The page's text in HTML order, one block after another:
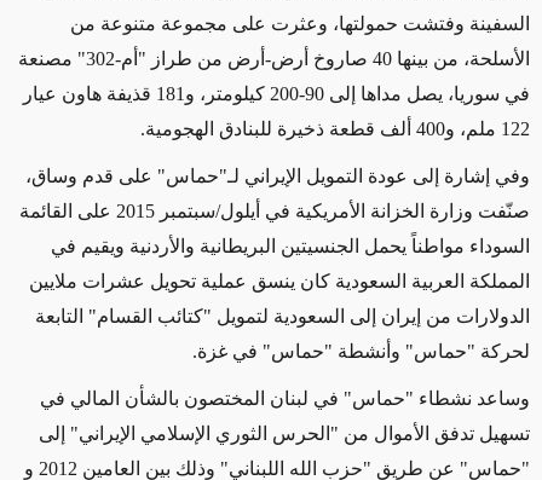
السفينة وفتشت حمولتها، وعثرت على مجموعة متنوعة من
الأسلحة، من بينها 40 صاروخ أرض-أرض من طراز "أم-302" مصنعة
في سوريا، يصل مداها إلى 90-200 كيلومتر،
و181 قذيفة هاون عيار
122 ملم، و400 ألف قطعة ذخيرة للبنادق الهجومية.
وفي إشارة إلى عودة التمويل الإيراني لـ"حماس" على قدم وساق،
صنّفت وزارة الخزانة الأمريكية في أيلول/سبتمبر 2015 على القائمة
السوداء مواطناً يحمل الجنسيتين البريطانية والأردنية ويقيم في
المملكة العربية السعودية كان ينسق عملية تحويل عشرات ملايين
الدولارات من إيران إلى السعودية لتمويل "كتائب القسام" التابعة
لحركة "حماس" وأنشطة "حماس" في غزة.
وساعد نشطاء "حماس" في لبنان المختصون بالشأن المالي في
تسهيل تدفق الأموال من "الحرس الثوري الإسلامي الإيراني" إلى
"حماس" عن طريق "حزب الله اللبناني" وذلك بين العامين 2012 و